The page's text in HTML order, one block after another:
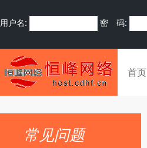
用户名: 密 码:
首页
常见问题